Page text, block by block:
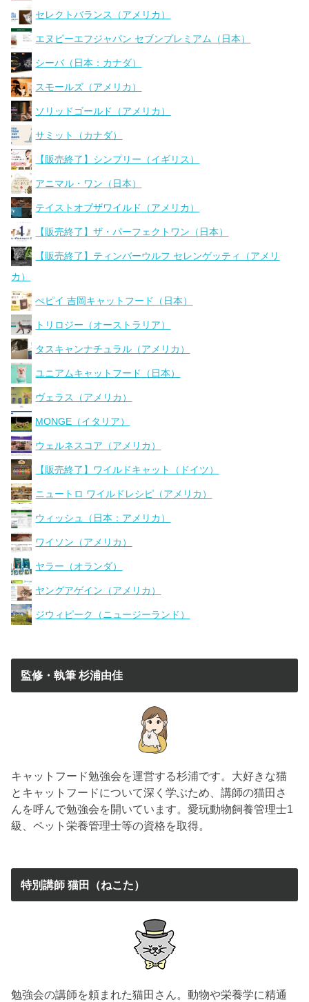
セレクトバランス（アメリカ）
エヌピーエフジャパン セブンプレミアム（日本）
シーバ（日本：カナダ）
スモールズ（アメリカ）
ソリッドゴールド（アメリカ）
サミット（カナダ）
【販売終了】シンプリー（イギリス）
アニマル・ワン（日本）
テイストオブザワイルド（アメリカ）
【販売終了】ザ・パーフェクトワン（日本）
【販売終了】ティンバーウルフ セレンゲッティ（アメリ
カ）
ぺピイ 吉岡キャットフード（日本）
トリロジー（オーストラリア）
タスキャンナチュラル（アメリカ）
ユニアムキャットフード（日本）
ヴェラス（アメリカ）
MONGE（イタリア）
ウェルネスコア（アメリカ）
【販売終了】ワイルドキャット（ドイツ）
ニュートロ ワイルドレシピ（アメリカ）
ウィッシュ（日本：アメリカ）
ワイソン（アメリカ）
ヤラー（オランダ）
ヤングアゲイン（アメリカ）
ジウィピーク（ニュージーランド）
監修・執筆 杉浦由佳
キャットフード勉強会を運営する杉浦です。大好きな猫
とキャットフードについて深く学ぶため、講師の猫田さ
んを呼んで勉強会を開いています。愛玩動物飼養管理士1
級、ペット栄養管理士等の資格を取得。
特別講師 猫田（ねこた）
勉強会の講師を頼まれた猫田さん。動物や栄養学に精通